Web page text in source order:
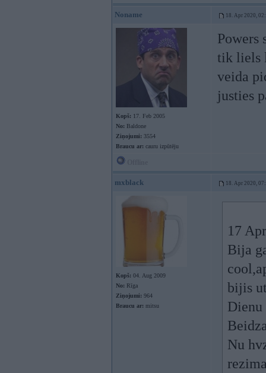
Noname 18. Apr 2020,
Kopš: 17. Feb 2005
No: Baldone
Ziņojumi: 3554
Braucu ar: cauru izpūtēju
Powers
tik liels
veida
justies
mxblack 18. Apr 2020,
Kopš: 04. Aug 2009
No: Rīga
Ziņojumi: 964
Braucu ar: mitsu
17
Bija
bijis
Dienu
Nu